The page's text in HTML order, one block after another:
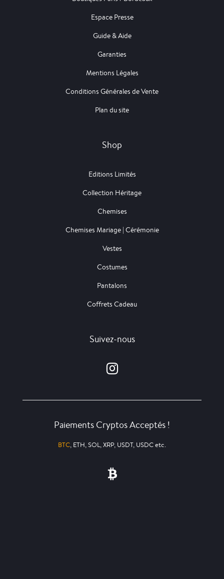
Espace Presse
Guide & Aide
Garanties
Mentions Légales
Conditions Générales de Vente
Plan du site
Shop
Editions Limités
Collection Héritage
Chemises
Chemises Mariage | Cérémonie
Vestes
Costumes
Pantalons
Coffrets Cadeau
Suivez-nous
Paiements Cryptos Acceptés !
BTC, ETH, SOL, XRP, USDT, USDC etc.